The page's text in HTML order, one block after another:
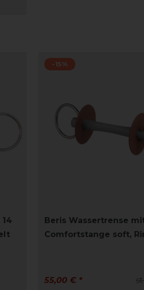
-15%
Beris Wassertrense
Comfortstange soft,
55,00 € *